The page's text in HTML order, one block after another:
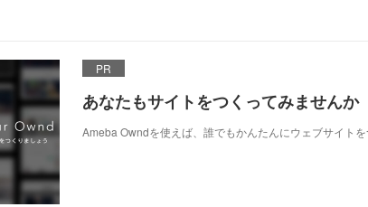
PR
あなたもサイトをつくってみませんか
Ameba Owndを使えば、誰でもかんたんにウェブサイトを